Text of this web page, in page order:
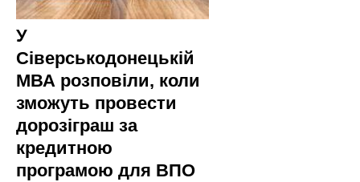
У
Сіверськодонецькій
МВА розповіли, коли
зможуть провести
дорозіграш за
кредитною
програмою для ВПО